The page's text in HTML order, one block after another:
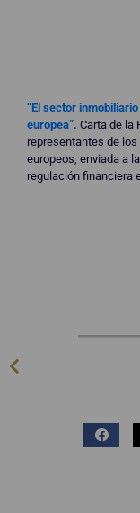
“El sector
europea”. Carta de la
representantes de
europeos, enviada a
regulación financiera